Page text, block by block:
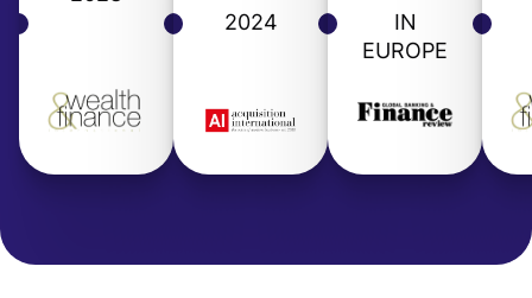
2024
IN
EUROPE